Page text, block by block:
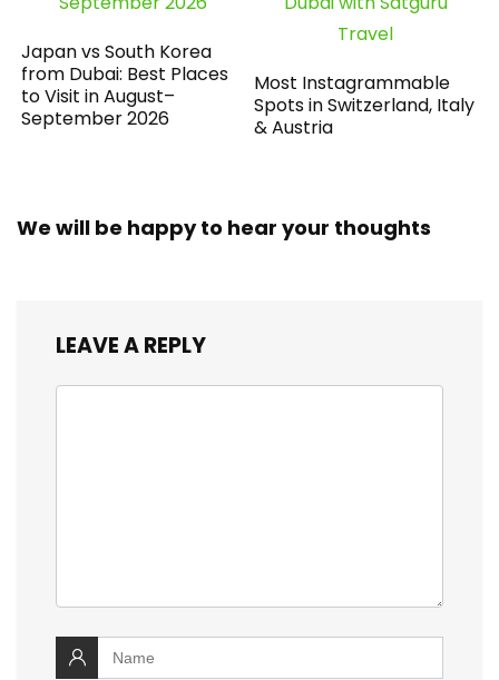
Japan vs South Korea
from Dubai: Best Places
to Visit in August–
September 2026
Most Instagrammable
Spots in Switzerland, Italy
& Austria
We will be happy to hear your thoughts
LEAVE A REPLY